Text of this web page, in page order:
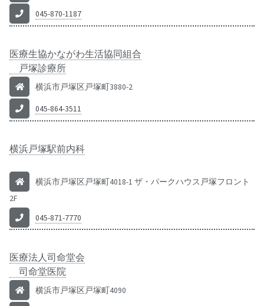
045-870-1187
医療生協かながわ生活協同組合
戸塚診療所
横浜市戸塚区戸塚町3880-2
045-864-3511
横浜戸塚駅前内科
横浜市戸塚区戸塚町4018-1 ザ・パークハウス戸塚フロント
2F
045-871-7770
医療法人司命堂会
司命堂医院
横浜市戸塚区戸塚町4090